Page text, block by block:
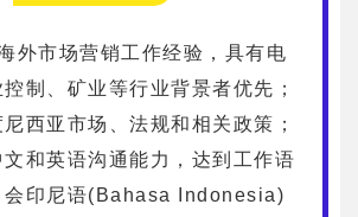
外市场营销工作经验，具有电
制、矿业等行业背景者优先；
西亚市场、法规和相关政策；
和英语沟通能力，达到工作语
会印尼语(Bahasa Indonesia)